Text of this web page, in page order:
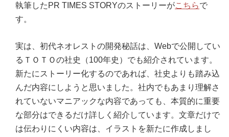
執筆したPR TIMES STORYのストーリーがこちらで
す。
実は、初代ネオレストの開発秘話は、Webで公開してい
るＴＯＴＯの社史（100年史）でも紹介されています。
新たにストーリー化するのであれば、社史よりも踏み込
んだ内容にしようと思いました。社内でもあまり理解さ
れていないマニアックな内容であっても、本質的に重要
な部分はできるだけ詳しく紹介しています。文章だけで
は伝わりにくい内容は、イラストを新たに作成しまし